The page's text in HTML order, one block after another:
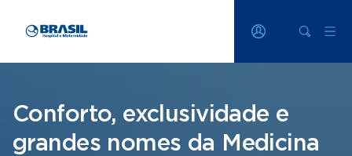
Conforto, exclusividade e
grandes nomes da Medicina